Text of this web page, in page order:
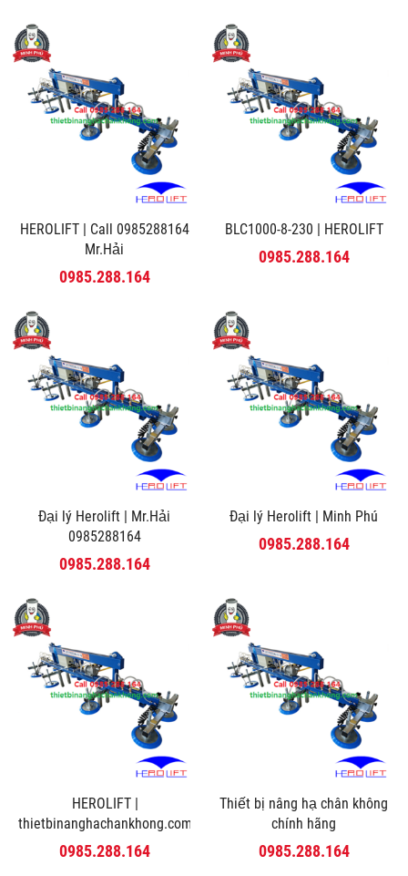
HEROLIFT | Call 0985288164
Mr.Hải
0985.288.164
BLC1000-8-230 | HEROLIFT
0985.288.164
Đại lý Herolift | Mr.Hải
0985288164
0985.288.164
Đại lý Herolift | Minh Phú
0985.288.164
HEROLIFT |
thietbinanghachankhong.com
0985.288.164
Thiết bị nâng hạ chân không
chính hãng
0985.288.164